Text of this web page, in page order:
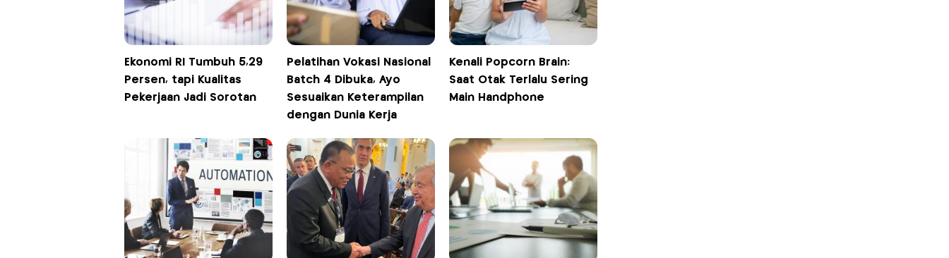
Ekonomi RI Tumbuh 5,29
Persen, tapi Kualitas
Pekerjaan Jadi Sorotan
Pelatihan Vokasi Nasional
Batch 4 Dibuka, Ayo
Sesuaikan Keterampilan
dengan Dunia Kerja
Kenali Popcorn Brain:
Saat Otak Terlalu Sering
Main Handphone